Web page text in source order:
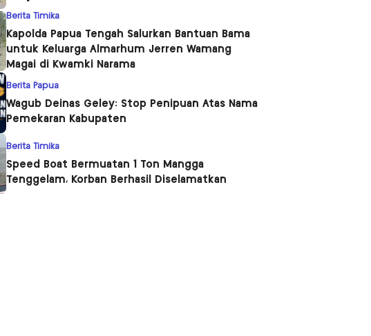
Berita Timika
Kapolda Papua Tengah Salurkan Bantuan Bama
untuk Keluarga Almarhum Jerren Wamang
Magai di Kwamki Narama
Berita Papua
Wagub Deinas Geley: Stop Penipuan Atas Nama
Pemekaran Kabupaten
Berita Timika
Speed Boat Bermuatan 1 Ton Mangga
Tenggelam, Korban Berhasil Diselamatkan